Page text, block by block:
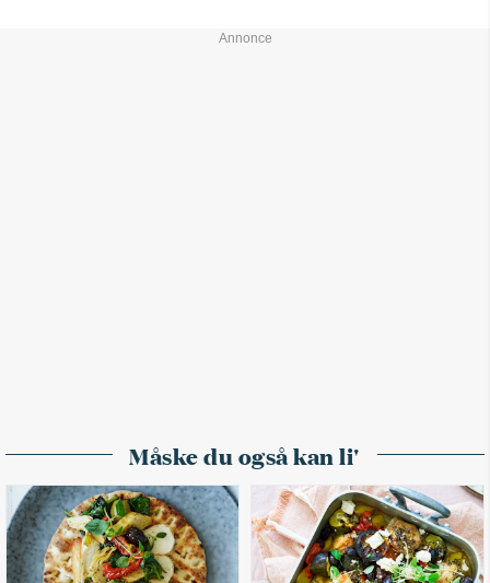
Måske du også kan li'